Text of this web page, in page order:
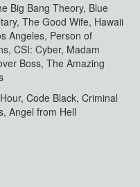
Big Bang Theory, Blue
The Good Wife, Hawaii
Angeles, Person of
CSI: Cyber, Madam
Boss, The Amazing
Code Black, Criminal
Angel from Hell